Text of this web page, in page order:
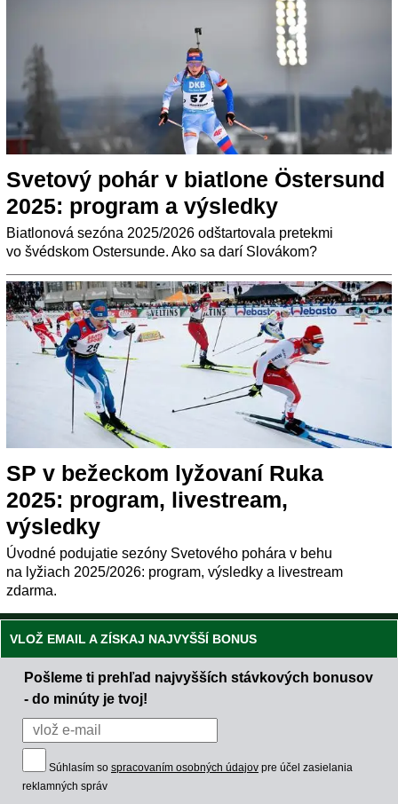
Svetový pohár v biatlone Östersund
2025: program a výsledky
Biatlonová sezóna 2025/2026 odštartovala pretekmi
vo švédskom Ostersunde. Ako sa darí Slovákom?
SP v bežeckom lyžovaní Ruka
2025: program, livestream,
výsledky
Úvodné podujatie sezóny Svetového pohára v behu
na lyžiach 2025/2026: program, výsledky a livestream
zdarma.
VLOŽ EMAIL A ZÍSKAJ NAJVYŠŠÍ BONUS
Pošleme ti prehľad najvyšších stávkových bonusov
- do minúty je tvoj!
Súhlasím so spracovaním osobných údajov pre účel zasielania
reklamných správ